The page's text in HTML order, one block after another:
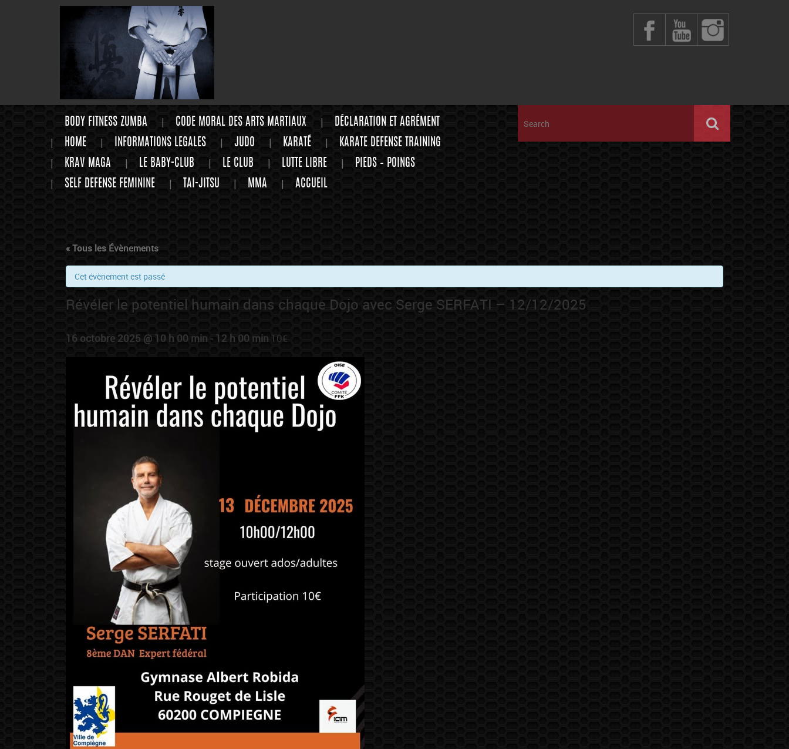
BODY FITNESS ZUMBA CODE MORAL DES ARTS MARTIAUX
DÉCLARATION ET AGRÉMENT
HOME
INFORMATIONS LEGALES JUDO KARATÉ
KARATE DEFENSE TRAINING
KRAV MAGA
LE BABY-CLUB LE CLUB LUTTE LIBRE
PIEDS – POINGS
SELF DEFENSE FEMININE
TAI-JITSU MMA ACCUEIL
« Tous les Évènements
Cet évènement est passé
Révéler le potentiel humain dans chaque Dojo avec Serge SERFATI – 12/12/2025
16 octobre 2025 @ 10 h 00 min - 12 h 00 min 10€